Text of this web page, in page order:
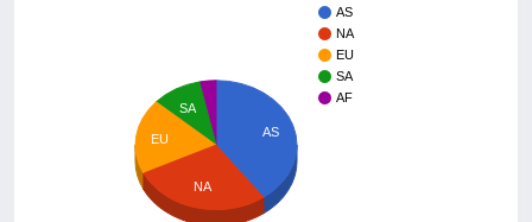
AS
NA
EU
SA
AF
AS
SA
EU
NA